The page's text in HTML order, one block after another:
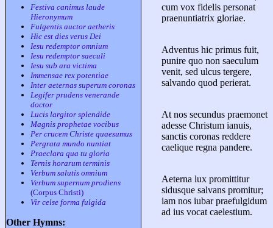
Festiva canimus laude
Hieronymum
Fulgentis auctor aetheris
Hic est dies verus Dei
Iesu redemptor omnium
Iesu redemptor saeculi
Iesu sub ara victima
Immensae rex potentiae
Inter aeternas superum coronas
Legifer prudens venerande
doctor
Lucis largitor splendide
Magnis prophetae vocibus
Per crucem Christe quaesumus
Pergrata mundo nuntiat
Praeclara qua tu gloria
Ternis horarum terminis
Verbum salutis omnium
Verbum supernum prodiens
(Corpus Christi)
Vir celse forma fulgida
Other Hymns:
cum vox fidelis personat
praenuntiatrix gloriae.
Adventus hic primus fuit,
punire quo non saeculum
venit, sed ulcus tergere,
salvando quod perierat.
At nos secundus praemonet
adesse Christum ianuis,
sanctis coronas reddere
caelique regna pandere.
Aeterna lux promittitur
sidusque salvans promitur;
iam nos iubar praefulgidum
ad ius vocat caelestium.